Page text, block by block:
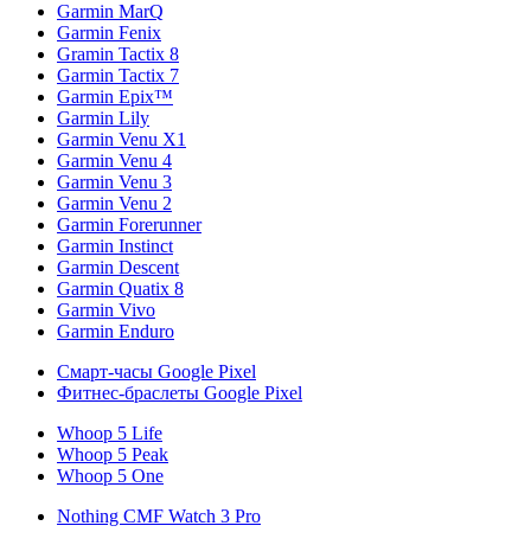
Garmin MarQ
Garmin Fenix
Gramin Tactix 8
Garmin Tactix 7
Garmin Epix™
Garmin Lily
Garmin Venu X1
Garmin Venu 4
Garmin Venu 3
Garmin Venu 2
Garmin Forerunner
Garmin Instinct
Garmin Descent
Garmin Quatix 8
Garmin Vivo
Garmin Enduro
Смарт-часы Google Pixel
Фитнес-браслеты Google Pixel
Whoop 5 Life
Whoop 5 Peak
Whoop 5 One
Nothing CMF Watch 3 Pro